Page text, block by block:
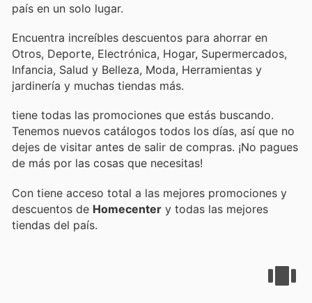
país en un solo lugar.
Encuentra increíbles descuentos para ahorrar en
Otros, Deporte, Electrónica, Hogar, Supermercados,
Infancia, Salud y Belleza, Moda, Herramientas y
jardinería y muchas tiendas más.
tiene todas las promociones que estás buscando.
Tenemos nuevos catálogos todos los días, así que no
dejes de visitar antes de salir de compras. ¡No pagues
de más por las cosas que necesitas!
Con tiene acceso total a las mejores promociones y
descuentos de Homecenter y todas las mejores
tiendas del país.